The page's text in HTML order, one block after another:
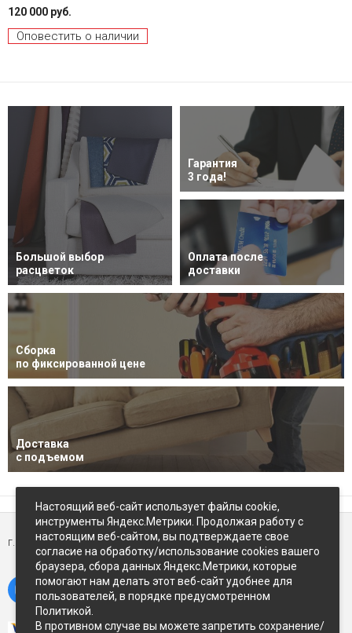
120 000 руб.
Оповестить о наличии
Большой выбор
расцветок
Гарантия
3 года!
Оплата после
доставки
Сборка
по фиксированной цене
Доставка
с подъемом
г. Петропавловск-Камчатский,ул Восточное-шоссе, д.5
Настоящий веб-сайт использует файлы cookie,
инструменты Яндекс.Метрики. Продолжая работу с
настоящим веб-сайтом, вы подтверждаете свое
согласие на обработку/использование cookies вашего
браузера, сбора данных Яндекс.Метрики, которые
помогают нам делать этот веб-сайт удобнее для
пользователей, в порядке предусмотренном
Политикой.
В противном случае вы можете запретить сохранение/